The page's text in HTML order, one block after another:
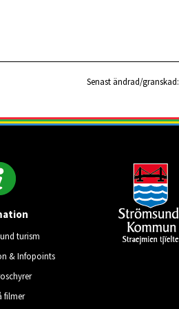
Senast ändrad/granskad:
turism
& Infopoints
filmer